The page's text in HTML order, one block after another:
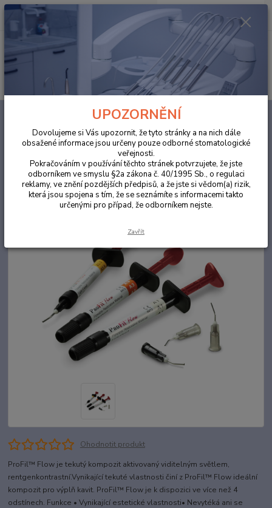
Hledat
za 0,00 Kč
ProFil™ Flow 3g A1 tekutý kompozit světlem tuhnoucí,
ProFil™ Flow 3g A1 tekutý
kompozit světlem tuhnoucí,
rentgenkontrastní.
Ohodnotit produkt
ProFil™ Flow je tekutý kompozit aktivovaný viditelným světlem,
rentgenkontrastní.Vynikající tekuté vlastnosti činí z ProFil™ Flow ideální
kompozit pro výplň kavit. ProFil™ Flow je k dispozici ve více než 4
odstínech. Funkce • Vynikající estetické vlastnosti• Nevytéká ani se
UPOZORNĚNÍ
Dovolujeme si Vás upozornit, že tyto stránky a na nich dále
obsažené informace jsou určeny pouze odborné stomatologické
veřejnosti.
Pokračováním v používání těchto stránek potvrzujete, že jste
odborníkem ve smyslu §2a zákona č. 40/1995 Sb., o regulaci
reklamy, ve znění pozdějších předpisů, a že jste si vědom(a) rizik,
která jsou spojena s tím, že se seznámíte s informacemi takto
určenými pro případ, že odborníkem nejste.
Zavřít